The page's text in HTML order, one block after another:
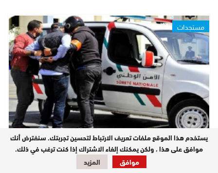
مستجدات
عاجل | فرقة مكافحة العصابات للشرطة القضائية بالجديدة
توقف أكبر مروج مخدرات بالزمامرة…
يستخدم هذا الموقع ملفات تعريف الارتباط لتحسين تجربتك. سنفترض أنك
موافق على هذا ، ولكن يمكنك إلغاء الاشتراك إذا كنت ترغب في ذلك.
موافق
المزيد